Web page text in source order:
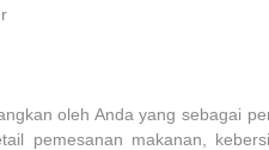
oleh Anda yang sebagai
pemesanan makanan,